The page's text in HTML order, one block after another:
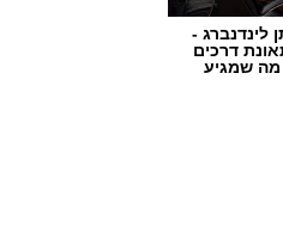
לינדנברג -
דרכים
שמגיע